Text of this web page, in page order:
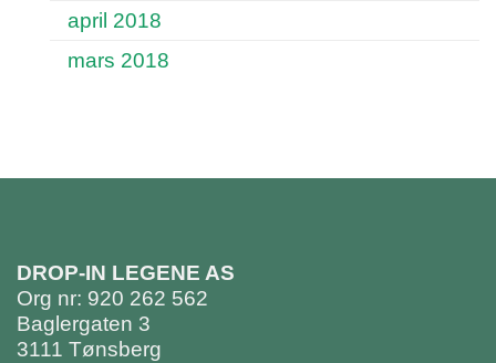
april 2018
mars 2018
DROP-IN LEGENE AS
Org nr: 920 262 562
Baglergaten 3
3111 Tønsberg